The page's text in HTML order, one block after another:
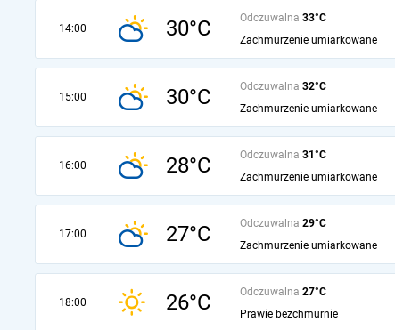
14:00 30°C Odczuwalna 33°C
Zachmurzenie umiarkowane
15:00 30°C Odczuwalna 32°C
Zachmurzenie umiarkowane
16:00 28°C Odczuwalna 31°C
Zachmurzenie umiarkowane
17:00 27°C Odczuwalna 29°C
Zachmurzenie umiarkowane
18:00 26°C Odczuwalna 27°C
Prawie bezchmurnie